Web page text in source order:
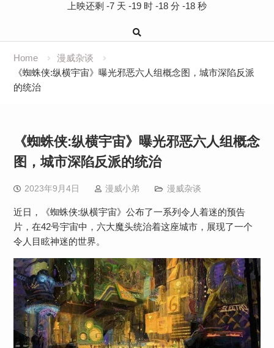
上映还剩 -7 天 -19 时 -18 分 -18 秒
Home
漫威杂谈
《蜘蛛侠:纵横宇宙》曝光邪恶六人组概念图，城市深陷反派
的统治
《蜘蛛侠:纵横宇宙》曝光邪恶六人组概念
图，城市深陷反派的统治
2023年9月4日 漫威小弟 漫威杂谈
近日，《蜘蛛侠:纵横宇宙》公布了一系列令人着迷的预告
片，在42号宇宙中，六大魔头统治着这座城市，展现了一个
令人目眩神迷的世界。